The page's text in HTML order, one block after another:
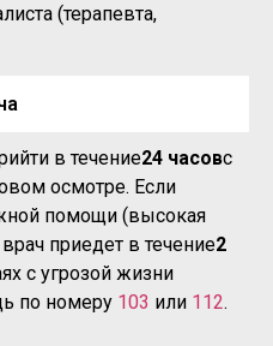
(терапевта,
в течение24 часовс
осмотре. Если
помощи (высокая
приедет в течение2
с угрозой жизни
по номеру 103 или 112.